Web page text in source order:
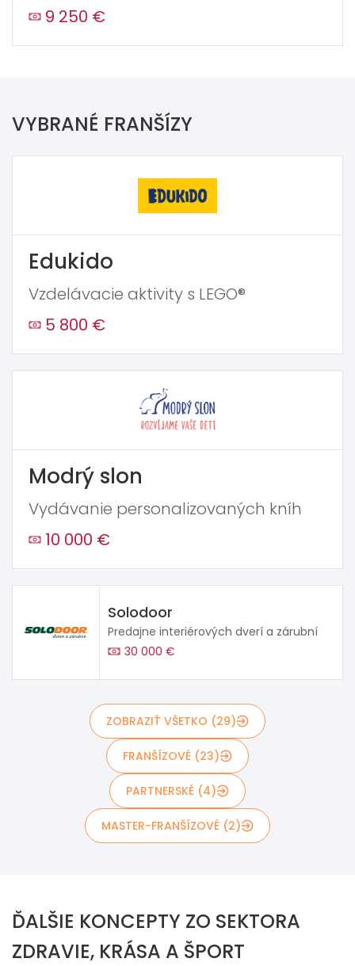
9 250 €
VYBRANÉ FRANŠÍZY
Edukido
Vzdelávacie aktivity s LEGO®
5 800 €
Modrý slon
Vydávanie personalizovaných kníh
10 000 €
Solodoor
Predajne interiérových dverí a zárubní
30 000 €
ZOBRAZIŤ VŠETKO (29)
FRANŠÍZOVÉ (23)
PARTNERSKÉ (4)
MASTER-FRANŠÍZOVÉ (2)
ĎALŠIE KONCEPTY ZO SEKTORA
ZDRAVIE, KRÁSA A ŠPORT